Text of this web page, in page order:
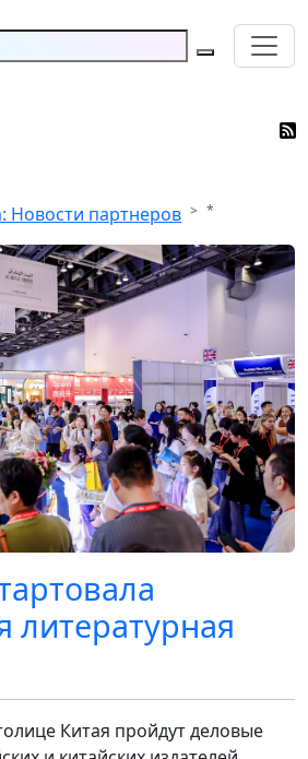
Новости партнеров *
литературная
Китая пройдут деловые